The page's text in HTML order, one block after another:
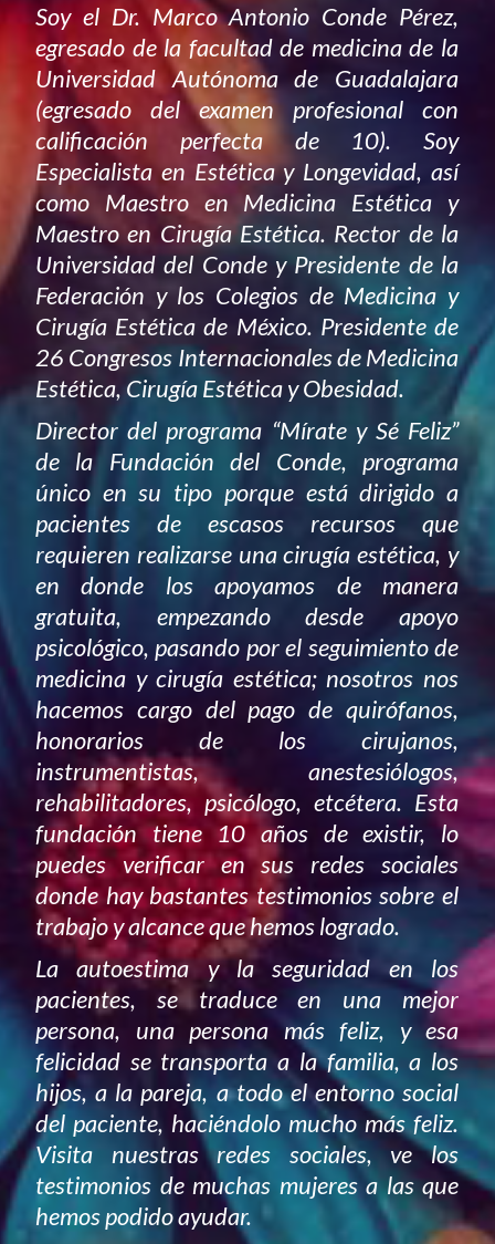
Soy el Dr. Marco Antonio Conde Pérez,
egresado de la facultad de medicina de la
Universidad Autónoma de Guadalajara
(egresado del examen profesional con
calificación perfecta de 10). Soy
Especialista en Estética y Longevidad, así
como Maestro en Medicina Estética y
Maestro en Cirugía Estética. Rector de la
Universidad del Conde y Presidente de la
Federación y los Colegios de Medicina y
Cirugía Estética de México. Presidente de
26 Congresos Internacionales de Medicina
Estética, Cirugía Estética y Obesidad.
Director del programa “Mírate y Sé Feliz”
de la Fundación del Conde, programa
único en su tipo porque está dirigido a
pacientes de escasos recursos que
requieren realizarse una cirugía estética, y
en donde los apoyamos de manera
gratuita, empezando desde apoyo
psicológico, pasando por el seguimiento de
medicina y cirugía estética; nosotros nos
hacemos cargo del pago de quirófanos,
honorarios de los cirujanos,
instrumentistas, anestesiólogos,
rehabilitadores, psicólogo, etcétera. Esta
fundación tiene 10 años de existir, lo
puedes verificar en sus redes sociales
donde hay bastantes testimonios sobre el
trabajo y alcance que hemos logrado.
La autoestima y la seguridad en los
pacientes, se traduce en una mejor
persona, una persona más feliz, y esa
felicidad se transporta a la familia, a los
hijos, a la pareja, a todo el entorno social
del paciente, haciéndolo mucho más feliz.
Visita nuestras redes sociales, ve los
testimonios de muchas mujeres a las que
hemos podido ayudar.